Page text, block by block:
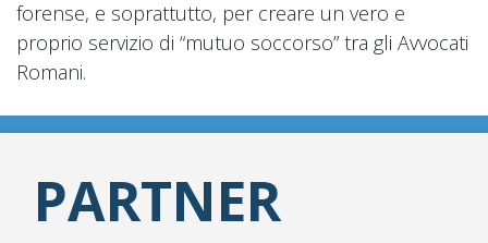
forense, e soprattutto, per creare un vero e
proprio servizio di “mutuo soccorso” tra gli Avvocati
Romani.
PARTNER